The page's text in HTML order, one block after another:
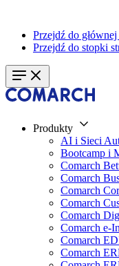
Przejdź do
Przejdź do stopki
Produkty
AI i Sieci
Bootcamp i
Comarch
Comarch
Comarch
Comarch
Comarch
Comarch e-
Comarch
Comarch